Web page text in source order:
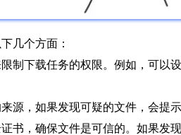
几个方面：
制下载任务的权限。例如，可以
源，如果发现可疑的文件，会提
书，确保文件是可信的。如果发